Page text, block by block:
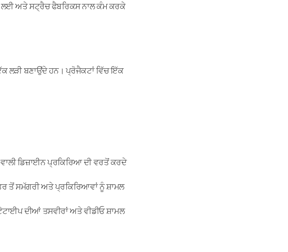
ਅਤੇ ਸਟ੍ਰੈਚ ਫੈਬਰਿਕਸ ਨਾਲ ਕੰਮ ਕਰਕੇ
ਲੜੀ ਬਣਾਉਂਦੇ ਹਨ। ਪ੍ਰੋਜੈਕਟਾਂ ਵਿੱਚ ਇੱਕ
ਡਿਜ਼ਾਈਨ ਪ੍ਰਕਿਰਿਆ ਦੀ ਵਰਤੋਂ ਕਰਦੇ
ਤੋਂ ਸਮੱਗਰੀ ਅਤੇ ਪ੍ਰਕਿਰਿਆਵਾਂ ਨੂੰ ਸ਼ਾਮਲ
ਦੀਆਂ ਤਸਵੀਰਾਂ ਅਤੇ ਵੀਡੀਓ ਸ਼ਾਮਲ